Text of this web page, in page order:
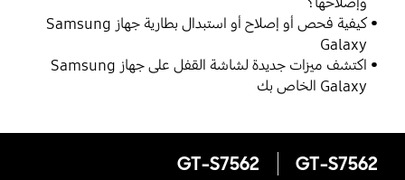
كيفية فحص أو إصلاح أو استبدال بطارية جهاز Samsung
Galaxy
اكتشف ميزات جديدة لشاشة القفل على جهاز Samsung
Galaxy الخاص بك
GT-S7562
GT-S7562